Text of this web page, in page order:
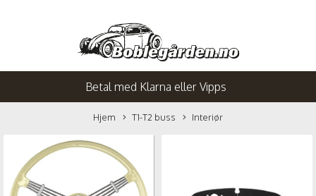
Betal med Klarna eller Vipps
Hjem T1-T2 buss Interiør